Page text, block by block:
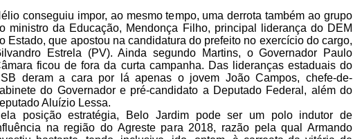
conseguiu impor, ao mesmo tempo, uma derrota também ao grupo
ministro da Educação, Mendonça Filho, principal liderança do DEM
Estado, que apostou na candidatura do prefeito no exercício do cargo,
Estrela (PV). Ainda segundo Martins, o Governador Paulo
ficou de fora da curta campanha. Das lideranças estaduais do
deram a cara por lá apenas o jovem João Campos, chefe-de-
do Governador e pré-candidato a Deputado Federal, além do
Aluízio Lessa.
posição estratégia, Belo Jardim pode ser um polo indutor de
na região do Agreste para 2018, razão pela qual Armando